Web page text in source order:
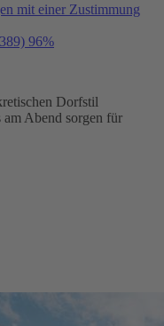
mit einer Zustimmung
96%
Dorfstil
Abend sorgen für